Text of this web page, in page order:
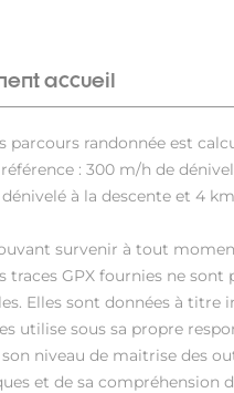
accueil
parcours randonnée est
référence : 300 m/h de
à la descente et 4
survenir à tout
traces GPX fournies ne sont
Elles sont données à titre
utilise sous sa propre
niveau de maitrise des
et de sa compréhension